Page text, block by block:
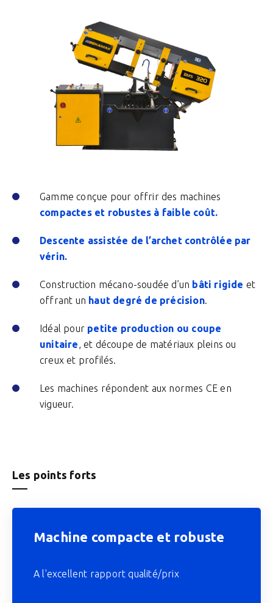
Gamme conçue pour offrir des machines
compactes et robustes à faible coût.
Descente assistée de l’archet contrôlée par
vérin.
Construction mécano-soudée d’un bâti rigide et
offrant un haut degré de précision.
Idéal pour petite production ou coupe
unitaire, et découpe de matériaux pleins ou
creux et profilés.
Les machines répondent aux normes CE en
vigueur.
Les points forts
Machine compacte et robuste
A l'excellent rapport qualité/prix